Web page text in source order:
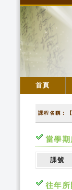
首頁
課程名稱：
當學期
課號
往年